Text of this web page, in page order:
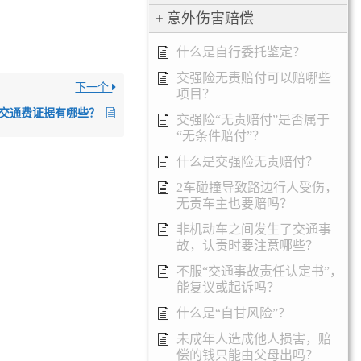
下一个
通费证据有哪些？
意外伤害赔偿
什么是自行委托鉴定？
交强险无责赔付可以赔哪些
项目？
交强险“无责赔付”是否属于
“无条件赔付”？
什么是交强险无责赔付？
2车碰撞导致路边行人受伤，
无责车主也要赔吗？
非机动车之间发生了交通事
故，认责时要注意哪些？
不服“交通事故责任认定书”，
能复议或起诉吗？
什么是“自甘风险”？
未成年人造成他人损害，赔
偿的钱只能由父母出吗？